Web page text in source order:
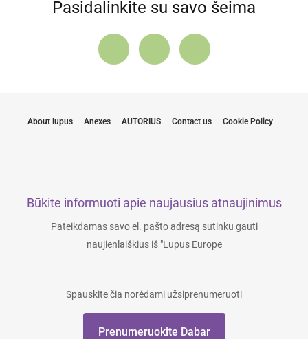
Pasidalinkite su savo šeima
About lupus Anexes AUTORIUS Contact us Cookie Policy
Būkite informuoti apie naujausius atnaujinimus
Pateikdamas savo el. pašto adresą sutinku gauti
naujienlaiškius iš "Lupus Europe
Spauskite čia norėdami užsiprenumeruoti
Prenumeruokite Dabar